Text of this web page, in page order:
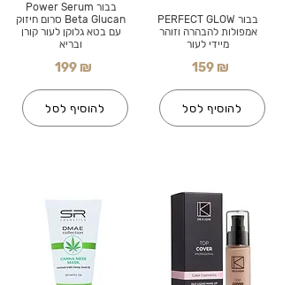
בבור Power Serum
Beta Glucan סרום חיזוק
עם בטא גלוקן לעור קורן
ובריא
199 ₪
להוסיף לסל
בבור PERFECT GLOW
אמפולות להבהרה וזוהר
מיידי לעור
159 ₪
להוסיף לסל